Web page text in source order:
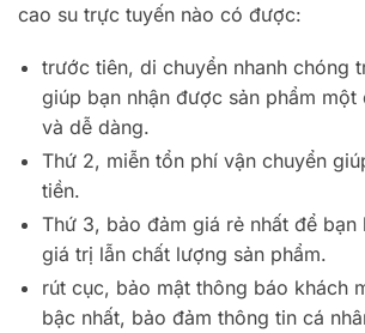
cao su trực tuyến nào có được:
trước tiên, di chuyển nhanh chóng
giúp bạn nhận được sản phẩm một
và dễ dàng.
Thứ 2, miễn tổn phí vận chuyển
tiền.
Thứ 3, bảo đảm giá rẻ nhất để bạn
giá trị lẫn chất lượng sản phẩm.
rút cục, bảo mật thông báo khách
bậc nhất, bảo đảm thông tin cá